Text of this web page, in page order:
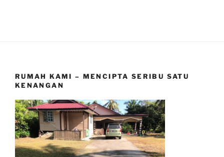
RUMAH KAMI – MENCIPTA SERIBU SATU
KENANGAN